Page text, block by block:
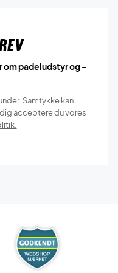
om padeludstyr og -
Samtykke kan
acceptere du vores